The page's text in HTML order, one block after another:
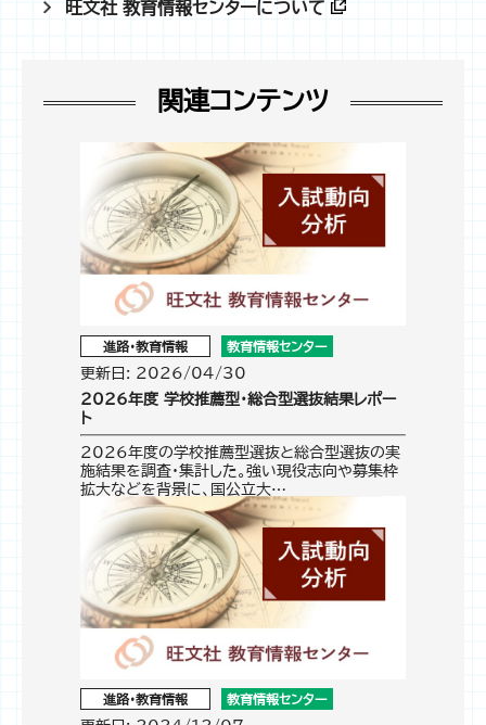
旺文社 教育情報センターについて
関連コンテンツ
進路・教育情報 教育情報センター
更新日: 2026/04/30
2026年度 学校推薦型・総合型選抜結果レポー
ト
2026年度の学校推薦型選抜と総合型選抜の実
施結果を調査・集計した。強い現役志向や募集枠
拡大などを背景に、国公立大…
進路・教育情報 教育情報センター